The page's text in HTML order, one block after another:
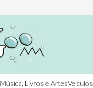
Música, Livros e ArtesVeículos